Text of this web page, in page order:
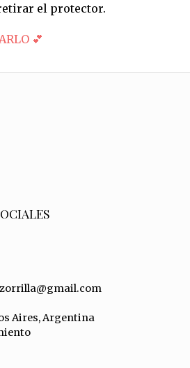
el protector.
💕
Aires, Argentina